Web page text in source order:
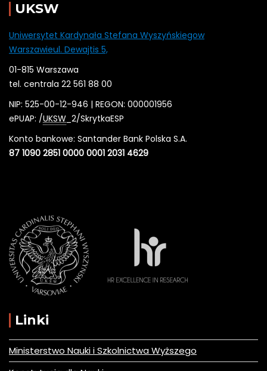
UKSW
Uniwersytet Kardynała Stefana Wyszyńskiegow
Warszawieul. Dewajtis 5,
01-815 Warszawa
tel. centrala 22 561 88 00
NIP: 525-00-12-946 | REGON: 000001956
ePUAP: /UKSW _2/SkrytkaESP
Konto bankowe: Santander Bank Polska S.A.
87 1090 2851 0000 0001 2031 4629
Linki
Ministerstwo Nauki i Szkolnictwa Wyższego